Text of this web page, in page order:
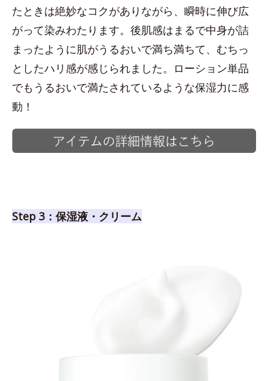
たときは絶妙なコクがありながら、瞬時に伸び広
がって染みわたります。後肌感はまるで中身が詰
まったように肌がうるおいで満ち満ちて、むちっ
としたハリ感が感じられました。ローション単品
でもうるおいで満たされているような保湿力に感
動！
Step 3：保湿液・クリーム